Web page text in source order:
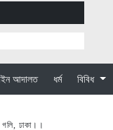
আদালত ধর্ম বিবিধ
ঢাকা।।